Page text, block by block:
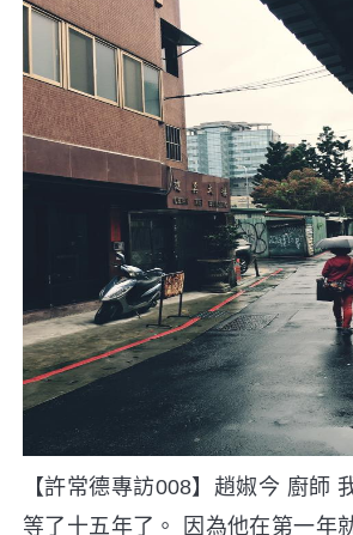
【許常德專訪008】趙婌今 廚師
等了十五年了。 因為他在第一年